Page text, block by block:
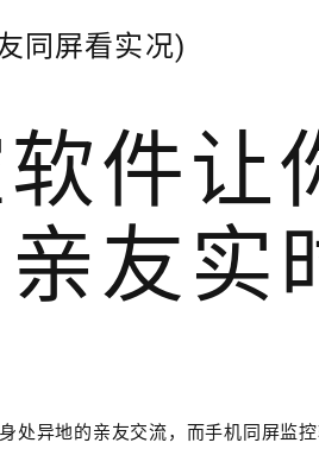
同屏看实况)
件让
友实
处异地的亲友交流，而手机同屏监控